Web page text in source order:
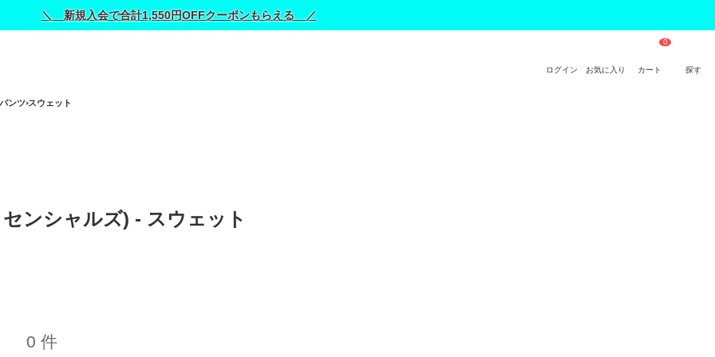
＼ 新規入会で合計1,550円OFFクーポンもらえる ／
ログイン お気に入り カート 探す
パンツ スウェット
ンシャルズ) - スウェット
0 件